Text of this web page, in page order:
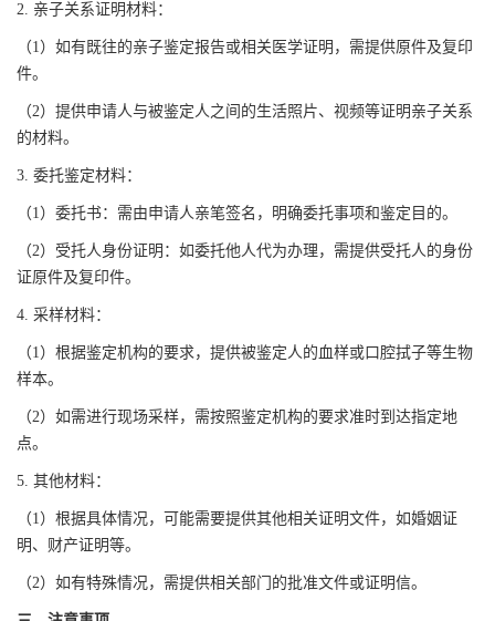
2. 亲子关系证明材料：
（1）如有既往的亲子鉴定报告或相关医学证明，需提供原件及复印
件。
（2）提供申请人与被鉴定人之间的生活照片、视频等证明亲子关系
的材料。
3. 委托鉴定材料：
（1）委托书：需由申请人亲笔签名，明确委托事项和鉴定目的。
（2）受托人身份证明：如委托他人代为办理，需提供受托人的身份
证原件及复印件。
4. 采样材料：
（1）根据鉴定机构的要求，提供被鉴定人的血样或口腔拭子等生物
样本。
（2）如需进行现场采样，需按照鉴定机构的要求准时到达指定地
点。
5. 其他材料：
（1）根据具体情况，可能需要提供其他相关证明文件，如婚姻证
明、财产证明等。
（2）如有特殊情况，需提供相关部门的批准文件或证明信。